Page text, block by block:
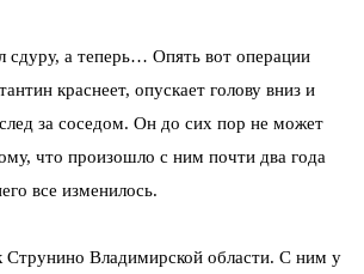
а теперь… Опять вот операции
краснеет, опускает голову вниз и
за соседом. Он до сих пор не может
что произошло с ним почти два года
все изменилось.
Владимирской области. С ним у